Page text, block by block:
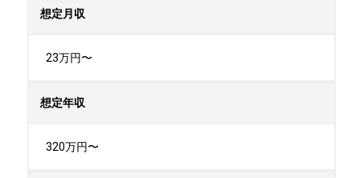
想定月収
23万円〜
想定年収
320万円〜